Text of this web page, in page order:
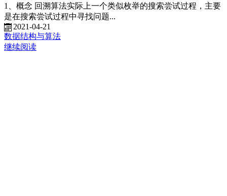
1、概念 回溯算法实际上一个类似枚举的搜索尝试过程，主要
是在搜索尝试过程中寻找问题...
2021-04-21
数据结构与算法
继续阅读